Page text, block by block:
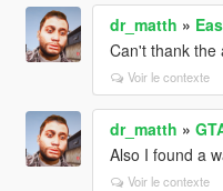
dr_matth »
Can't thank the
Voir le contexte
dr_matth »
Also I found a
Voir le contexte